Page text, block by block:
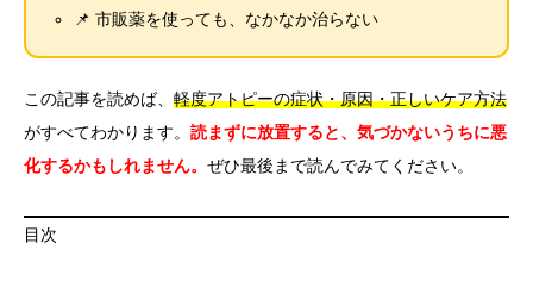
📌 市販薬を使っても、なかなか治らない
この記事を読めば、 軽度アトピーの症状・原因・正しいケア方法
がすべてわかります。 読まずに放置すると、気づかないうちに悪
化するかもしれません。 ぜひ最後まで読んでみてください。
目次